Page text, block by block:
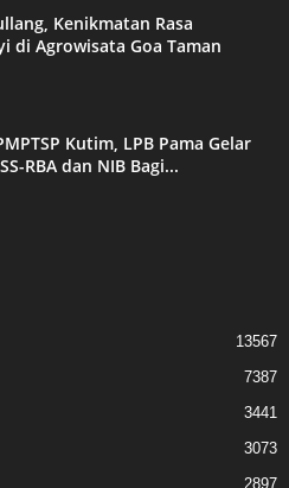
Kenikmatan Rasa
di Agrowisata Goa Taman
Kutim, LPB Pama Gelar
RBA dan NIB Bagi...
13567
7387
3441
3073
2897